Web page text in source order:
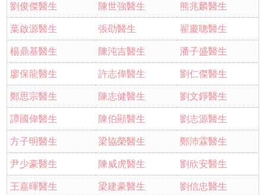
劉俊傑醫生 陳世強醫生 熊兆麟醫生
葉啟源醫生 張劭醫生 翟慶聰醫生
楊鼎基醫生 陳沌吉醫生 潘子盛醫生
廖保龍醫生 許志偉醫生 劉仁傑醫生
鄭思宗醫生 陳志健醫生 劉文錚醫生
譚國偉醫生 陳伯顯醫生 劉志源醫生
方子明醫生 梁協榮醫生 鄭沛霖醫生
尹少豪醫生 陳威虎醫生 劉欣安醫生
王嘉暉醫生 梁建豪醫生 劉信忠醫生